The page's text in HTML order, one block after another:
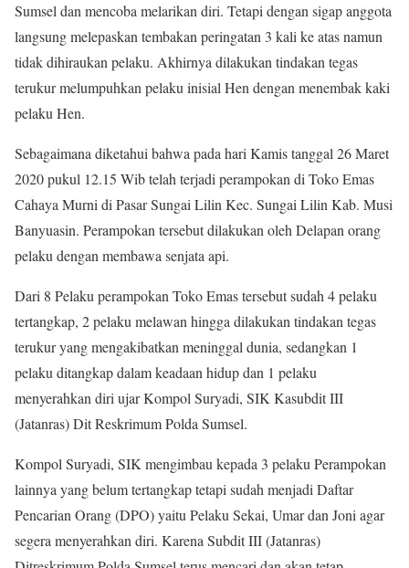
Sumsel dan mencoba melarikan diri. Tetapi dengan sigap anggota
langsung melepaskan tembakan peringatan 3 kali ke atas namun
tidak dihiraukan pelaku. Akhirnya dilakukan tindakan tegas
terukur melumpuhkan pelaku inisial Hen dengan menembak kaki
pelaku Hen.
Sebagaimana diketahui bahwa pada hari Kamis tanggal 26 Maret
2020 pukul 12.15 Wib telah terjadi perampokan di Toko Emas
Cahaya Murni di Pasar Sungai Lilin Kec. Sungai Lilin Kab. Musi
Banyuasin. Perampokan tersebut dilakukan oleh Delapan orang
pelaku dengan membawa senjata api.
Dari 8 Pelaku perampokan Toko Emas tersebut sudah 4 pelaku
tertangkap, 2 pelaku melawan hingga dilakukan tindakan tegas
terukur yang mengakibatkan meninggal dunia, sedangkan 1
pelaku ditangkap dalam keadaan hidup dan 1 pelaku
menyerahkan diri ujar Kompol Suryadi, SIK Kasubdit III
(Jatanras) Dit Reskrimum Polda Sumsel.
Kompol Suryadi, SIK mengimbau kepada 3 pelaku Perampokan
lainnya yang belum tertangkap tetapi sudah menjadi Daftar
Pencarian Orang (DPO) yaitu Pelaku Sekai, Umar dan Joni agar
segera menyerahkan diri. Karena Subdit III (Jatanras)